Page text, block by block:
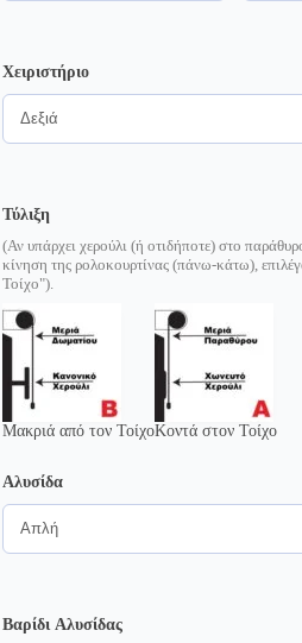
Χειριστήριο
Τύλιξη
(Αν υπάρχει χερούλι (ή οτιδήποτε) στο
κίνηση της ρολοκουρτίνας (πάνω-κάτω),
Τοίχο").
Μακριά από τον ΤοίχοΚοντά στον Τοίχο
Αλυσίδα
Βαρίδι Αλυσίδας